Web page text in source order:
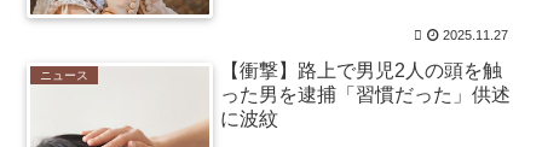
(8/7 04:05)
お茶入れたりコピー取るだけの仕事したい窓際族とか
NEW! (8/7 04:05)
【｛あんこ｝やる夫達は異世界でのし上がりたいよう
です】 【第６５話：勝てばよかろうなのだぁ！！】 /
まとめるZ NEW! (8/7 04:05)
2025.11.27
ニュース
【衝撃】路上で男児2人の頭を触
った男を逮捕「習慣だった」供述
に波紋